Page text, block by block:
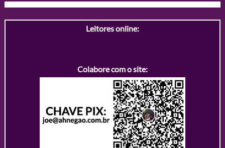
Leitores online:
Colabore com o site: